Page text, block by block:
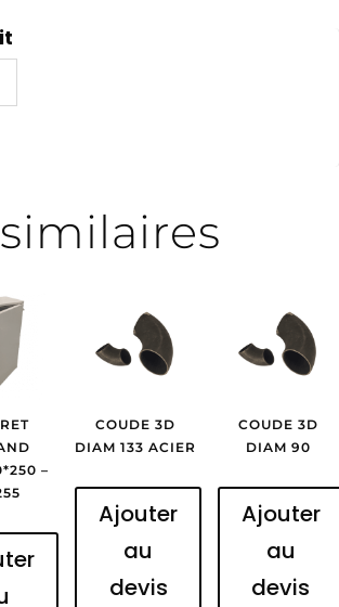
–
COUDE 3D
DIAM 133 ACIER
Ajouter
au
devis
COUDE 3D
DIAM 90
Ajouter
au
devis